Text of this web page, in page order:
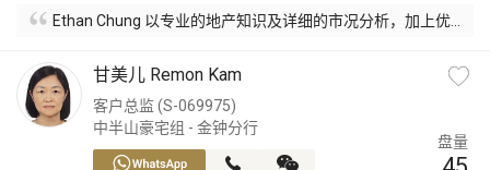
Ethan Chung 以专业的地产知识及详细的市况分析，加上优
甘美儿 Remon Kam
客户总监 (S-069975)
中半山豪宅组 - 金钟分行
盘量